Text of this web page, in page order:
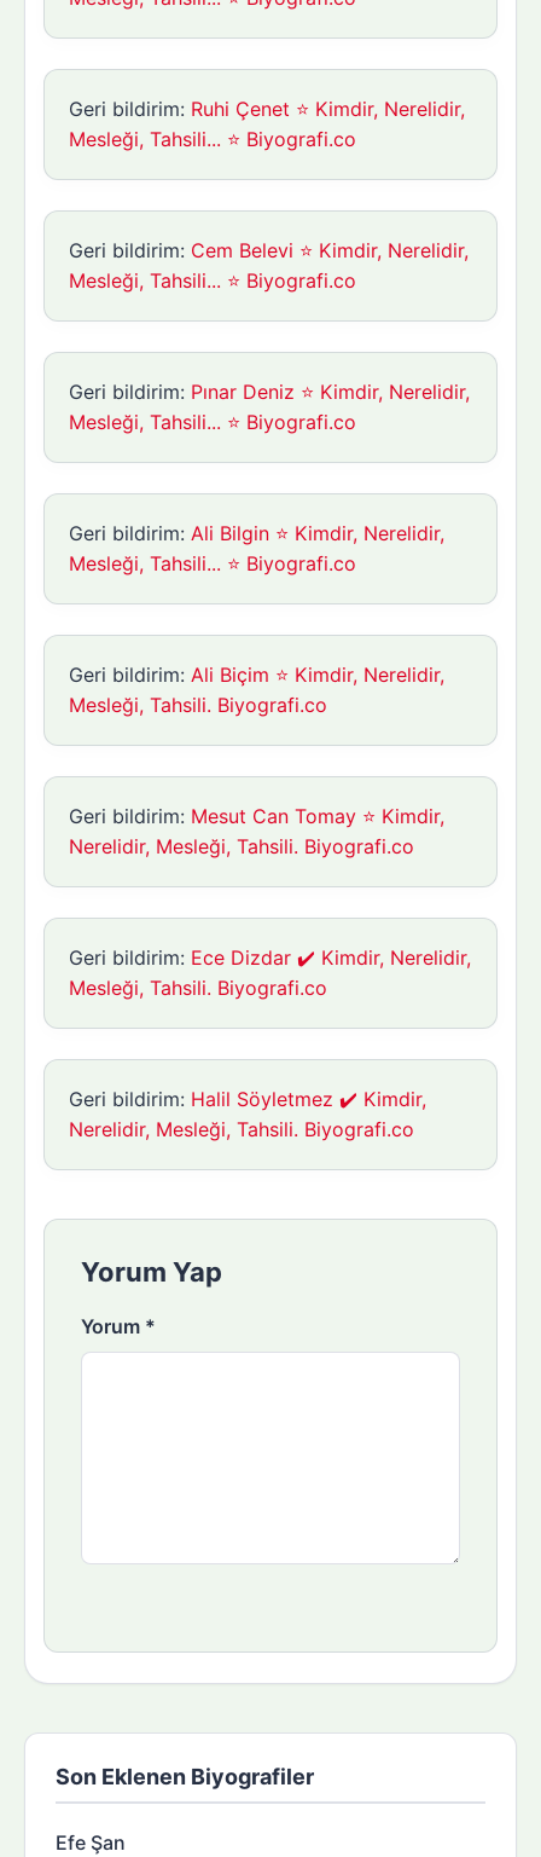
Geri bildirim: Ruhi Çenet ⭐ Kimdir, Nerelidir,
Mesleği, Tahsili... ⭐ Biyografi.co
Geri bildirim: Cem Belevi ⭐ Kimdir, Nerelidir,
Mesleği, Tahsili... ⭐ Biyografi.co
Geri bildirim: Pınar Deniz ⭐ Kimdir, Nerelidir,
Mesleği, Tahsili... ⭐ Biyografi.co
Geri bildirim: Ali Bilgin ⭐ Kimdir, Nerelidir,
Mesleği, Tahsili... ⭐ Biyografi.co
Geri bildirim: Ali Biçim ⭐ Kimdir, Nerelidir,
Mesleği, Tahsili. Biyografi.co
Geri bildirim: Mesut Can Tomay ⭐ Kimdir,
Nerelidir, Mesleği, Tahsili. Biyografi.co
Geri bildirim: Ece Dizdar ✔️ Kimdir, Nerelidir,
Mesleği, Tahsili. Biyografi.co
Geri bildirim: Halil Söyletmez ✔️ Kimdir,
Nerelidir, Mesleği, Tahsili. Biyografi.co
Yorum Yap
Yorum *
Son Eklenen Biyografiler
Efe Şan